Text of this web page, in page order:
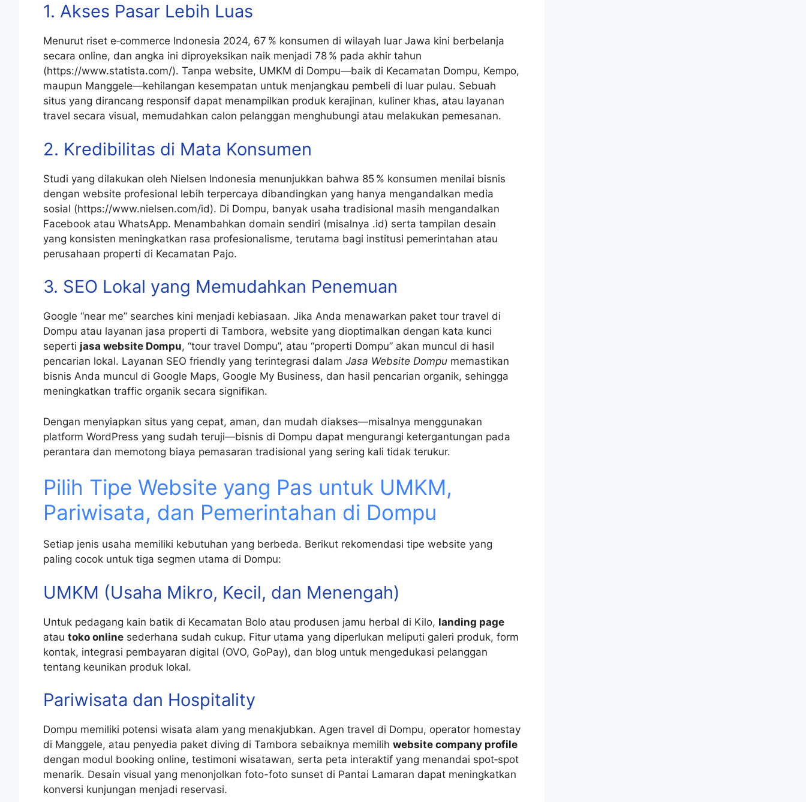
1. Akses Pasar Lebih Luas
Menurut riset e‑commerce Indonesia 2024, 67 % konsumen di wilayah luar Jawa kini berbelanja
secara online, dan angka ini diproyeksikan naik menjadi 78 % pada akhir tahun
(https://www.statista.com/). Tanpa website, UMKM di Dompu—baik di Kecamatan Dompu, Kempo,
maupun Manggele—kehilangan kesempatan untuk menjangkau pembeli di luar pulau. Sebuah
situs yang dirancang responsif dapat menampilkan produk kerajinan, kuliner khas, atau layanan
travel secara visual, memudahkan calon pelanggan menghubungi atau melakukan pemesanan.
2. Kredibilitas di Mata Konsumen
Studi yang dilakukan oleh Nielsen Indonesia menunjukkan bahwa 85 % konsumen menilai bisnis
dengan website profesional lebih terpercaya dibandingkan yang hanya mengandalkan media
sosial (https://www.nielsen.com/id). Di Dompu, banyak usaha tradisional masih mengandalkan
Facebook atau WhatsApp. Menambahkan domain sendiri (misalnya .id) serta tampilan desain
yang konsisten meningkatkan rasa profesionalisme, terutama bagi institusi pemerintahan atau
perusahaan properti di Kecamatan Pajo.
3. SEO Lokal yang Memudahkan Penemuan
Google “near me” searches kini menjadi kebiasaan. Jika Anda menawarkan paket tour travel di
Dompu atau layanan jasa properti di Tambora, website yang dioptimalkan dengan kata kunci
seperti jasa website Dompu, “tour travel Dompu”, atau “properti Dompu” akan muncul di hasil
pencarian lokal. Layanan SEO friendly yang terintegrasi dalam Jasa Website Dompu memastikan
bisnis Anda muncul di Google Maps, Google My Business, dan hasil pencarian organik, sehingga
meningkatkan traffic organik secara signifikan.
Dengan menyiapkan situs yang cepat, aman, dan mudah diakses—misalnya menggunakan
platform WordPress yang sudah teruji—bisnis di Dompu dapat mengurangi ketergantungan pada
perantara dan memotong biaya pemasaran tradisional yang sering kali tidak terukur.
Pilih Tipe Website yang Pas untuk UMKM,
Pariwisata, dan Pemerintahan di Dompu
Setiap jenis usaha memiliki kebutuhan yang berbeda. Berikut rekomendasi tipe website yang
paling cocok untuk tiga segmen utama di Dompu:
UMKM (Usaha Mikro, Kecil, dan Menengah)
Untuk pedagang kain batik di Kecamatan Bolo atau produsen jamu herbal di Kilo, landing page
atau toko online sederhana sudah cukup. Fitur utama yang diperlukan meliputi galeri produk, form
kontak, integrasi pembayaran digital (OVO, GoPay), dan blog untuk mengedukasi pelanggan
tentang keunikan produk lokal.
Pariwisata dan Hospitality
Dompu memiliki potensi wisata alam yang menakjubkan. Agen travel di Dompu, operator homestay
di Manggele, atau penyedia paket diving di Tambora sebaiknya memilih website company profile
dengan modul booking online, testimoni wisatawan, serta peta interaktif yang menandai spot‑spot
menarik. Desain visual yang menonjolkan foto-foto sunset di Pantai Lamaran dapat meningkatkan
konversi kunjungan menjadi reservasi.